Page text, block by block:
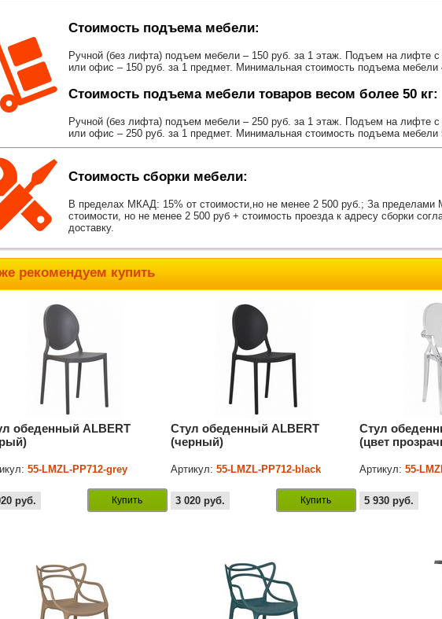
Стоимость подъема мебели:
Ручной (без лифта) подъем мебели – 150 руб. за 1 этаж. Подъем на лифте с
или офис – 150 руб. за 1 предмет. Минимальная стоимость подъема мебели
Стоимость подъема мебели товаров весом более 50 кг:
Ручной (без лифта) подъем мебели – 250 руб. за 1 этаж. Подъем на лифте с
или офис – 250 руб. за 1 предмет. Минимальная стоимость подъема мебели
Стоимость сборки мебели:
В пределах МКАД: 15% от стоимости,но не менее 2 500 руб.; За пределами
стоимости, но не менее 2 500 руб + стоимость проезда к адресу сборки
доставку.
рекомендуем купить
обеденный ALBERT
55-LMZL-РР712-grey
руб. Купить
Стул обеденный ALBERT
(черный)
Артикул:55-LMZL-РР712-black
3 020 руб. Купить
Стул
(цвет
Артикул:55-
5 930 руб.